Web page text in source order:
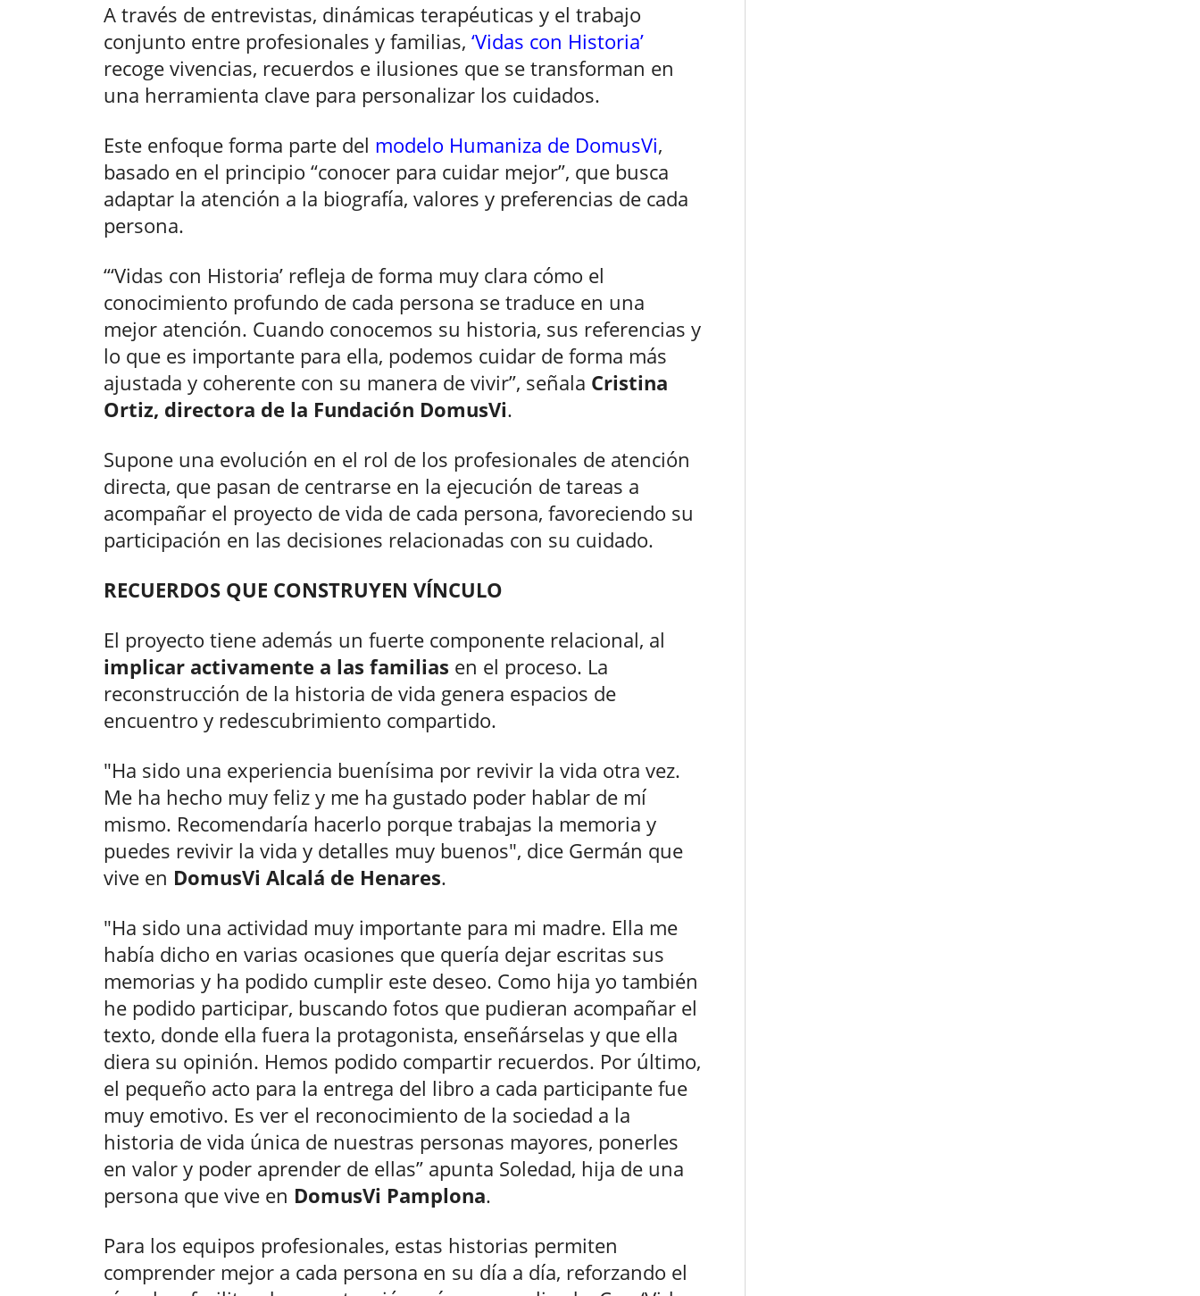
A través de entrevistas, dinámicas terapéuticas y el trabajo
conjunto entre profesionales y familias, ‘Vidas con Historia’
recoge vivencias, recuerdos e ilusiones que se transforman en
una herramienta clave para personalizar los cuidados.
Este enfoque forma parte del modelo Humaniza de DomusVi,
basado en el principio “conocer para cuidar mejor”, que busca
adaptar la atención a la biografía, valores y preferencias de cada
persona.
“‘Vidas con Historia’ refleja de forma muy clara cómo el
conocimiento profundo de cada persona se traduce en una
mejor atención. Cuando conocemos su historia, sus referencias y
lo que es importante para ella, podemos cuidar de forma más
ajustada y coherente con su manera de vivir”, señala Cristina
Ortiz, directora de la Fundación DomusVi.
Supone una evolución en el rol de los profesionales de atención
directa, que pasan de centrarse en la ejecución de tareas a
acompañar el proyecto de vida de cada persona, favoreciendo su
participación en las decisiones relacionadas con su cuidado.
RECUERDOS QUE CONSTRUYEN VÍNCULO
El proyecto tiene además un fuerte componente relacional, al
implicar activamente a las familias en el proceso. La
reconstrucción de la historia de vida genera espacios de
encuentro y redescubrimiento compartido.
"Ha sido una experiencia buenísima por revivir la vida otra vez.
Me ha hecho muy feliz y me ha gustado poder hablar de mí
mismo. Recomendaría hacerlo porque trabajas la memoria y
puedes revivir la vida y detalles muy buenos", dice Germán que
vive en DomusVi Alcalá de Henares.
"Ha sido una actividad muy importante para mi madre. Ella me
había dicho en varias ocasiones que quería dejar escritas sus
memorias y ha podido cumplir este deseo. Como hija yo también
he podido participar, buscando fotos que pudieran acompañar el
texto, donde ella fuera la protagonista, enseñárselas y que ella
diera su opinión. Hemos podido compartir recuerdos. Por último,
el pequeño acto para la entrega del libro a cada participante fue
muy emotivo. Es ver el reconocimiento de la sociedad a la
historia de vida única de nuestras personas mayores, ponerles
en valor y poder aprender de ellas” apunta Soledad, hija de una
persona que vive en DomusVi Pamplona.
Para los equipos profesionales, estas historias permiten
comprender mejor a cada persona en su día a día, reforzando el